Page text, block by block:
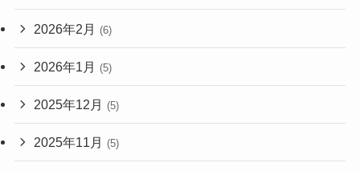
2026年2月 (6)
2026年1月 (5)
2025年12月 (5)
2025年11月 (5)